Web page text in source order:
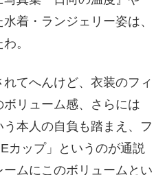
着・ランジェリー姿は、
。
てへんけど、衣装のフィ
リューム感、さらには
う本人の自負も踏まえ、フ
カップ」というのが通説
ムにこのボリュームとい